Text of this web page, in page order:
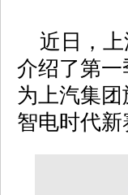
近日，上
介绍了第
为上汽集
智电时代